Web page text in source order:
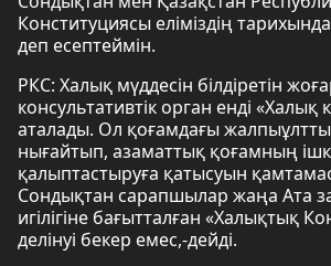
Конституциясы еліміздің
деп есептеймін.
РКС: Халық мүддесін білдіретін
консультативтік орган енді «Халық
аталады. Ол қоғамдағы
нығайтып, азаматтық қоғамның
қалыптастыруға қатысуын
Сондықтан сарапшылар жаңа Ата
игілігіне бағытталған «Халықтық
делінуі бекер емес,-дейді.